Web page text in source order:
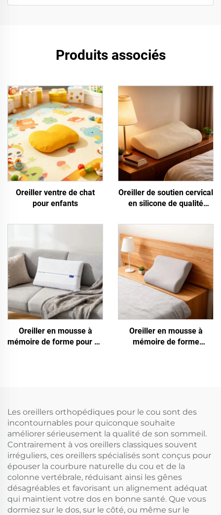
Produits associés
Oreiller ventre de chat
pour enfants
Oreiller de soutien cervical
en silicone de qualité
Oreiller en mousse à
mémoire de forme pour un
Oreiller en mousse à
mémoire de forme
Les oreillers orthopédiques pour le cou sont des
incontournables pour quiconque souhaite
améliorer sérieusement la qualité de son sommeil.
Contrairement à vos oreillers classiques souvent
irréguliers, ces oreillers spécialisés sont conçus pour
épouser la courbure naturelle du cou et de la
colonne vertébrale, réduisant ainsi les gênes
désagréables et favorisant un alignement adéquat
qui maintient votre dos en bonne santé. Que vous
dormiez sur le dos, sur le côté, ou même sur le